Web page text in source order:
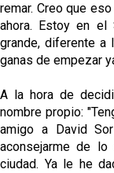
remar. Creo que
ahora. Estoy en el
grande, diferente a
ganas de empezar
A la hora de
nombre propio:
amigo a David
aconsejarme de
ciudad. Ya le he